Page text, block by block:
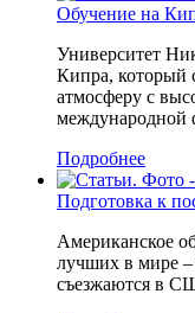
Обучение на
Университет
Кипра, который
атмосферу с
международной
Подробнее
Подготовка к
Американское
лучших в мире –
съезжаются в